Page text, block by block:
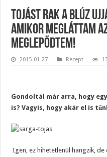
Tojást rak a blúz
amikor megláttam
meglepődtem!
2015-01-27 Recept
Gondoltál már arra, hogy
is? Vagyis, hogy akár el is
Igen, ez hihetetlenül hangzik,